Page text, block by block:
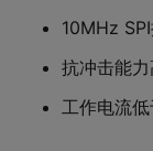
10MHz
抗冲击能
工作电流